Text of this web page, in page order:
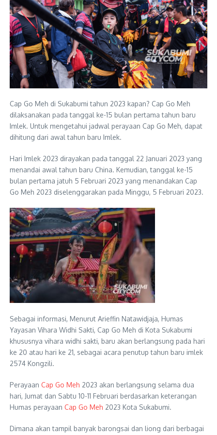
Cap Go Meh di Sukabumi tahun 2023 kapan? Cap Go Meh
dilaksanakan pada tanggal ke-15 bulan pertama tahun baru
Imlek. Untuk mengetahui jadwal perayaan Cap Go Meh, dapat
dihitung dari awal tahun baru Imlek.
Hari Imlek 2023 dirayakan pada tanggal 22 Januari 2023 yang
menandai awal tahun baru China. Kemudian, tanggal ke-15
bulan pertama jatuh 5 Februari 2023 yang menandakan Cap
Go Meh 2023 diselenggarakan pada Minggu, 5 Februari 2023.
Sebagai informasi, Menurut Arieffin Natawidjaja, Humas
Yayasan Vihara Widhi Sakti, Cap Go Meh di Kota Sukabumi
khususnya vihara widhi sakti, baru akan berlangsung pada hari
ke 20 atau hari ke 21, sebagai acara penutup tahun baru imlek
2574 Kongzili.
Perayaan Cap Go Meh 2023 akan berlangsung selama dua
hari, Jumat dan Sabtu 10-11 Februari berdasarkan keterangan
Humas perayaan Cap Go Meh 2023 Kota Sukabumi.
Dimana akan tampil banyak barongsai dan liong dari berbagai